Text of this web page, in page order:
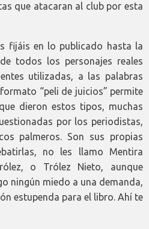
que atacaran al club por esta
fijáis en lo publicado hasta la
todos los personajes reales
utilizadas, a las palabras
“peli de juicios” permite
dieron estos tipos, muchas
por los periodistas,
palmeros. Son sus propias
no les llamo Mentira
o Trólez Nieto, aunque
ningún miedo a una demanda,
estupenda para el libro. Ahí te